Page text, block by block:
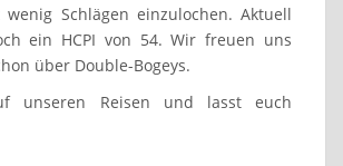
Schlägen einzulochen. Aktuell
ein HCPI von 54. Wir freuen uns
über Double-Bogeys.
unseren Reisen und lasst euch